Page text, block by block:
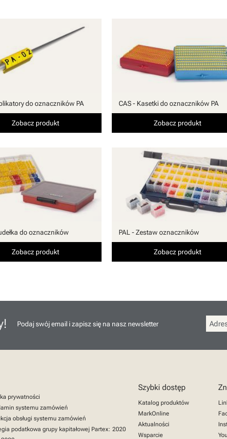
do oznaczników PA
Zobacz produkt
CAS - Kasetki do oznaczników PA
Zobacz produkt
do oznaczników
Zobacz produkt
PAL - Zestaw oznaczników
Zobacz produkt
Podaj swój email i zapisz się na nasz newsletter
prywatności
systemu zamówień
obsługi systemu zamówień
podatkowa grupy kapitałowej Partex: 2020
Szybki dostęp
Katalog produktów
MarkOnline
Aktualności
Wsparcie